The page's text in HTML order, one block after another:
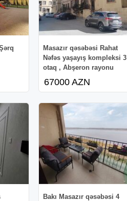
Masazır qəsəbəsi Rahat
Nəfəs yaşayış kompleksi 3
otaq , Abşeron rayonu
67000 AZN
Bakı Masazır qəsəbəsi 4